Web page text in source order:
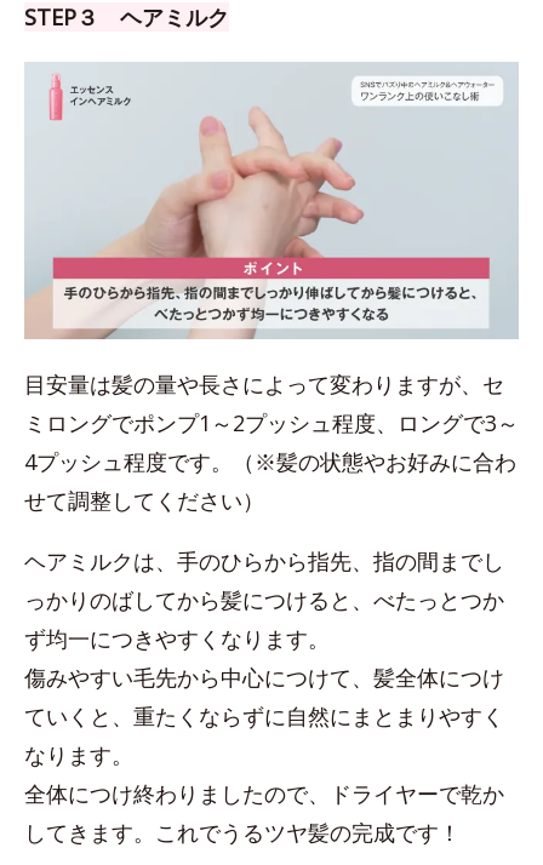
STEP３ ヘアミルク
目安量は髪の量や長さによって変わりますが、セ
ミロングでポンプ1～2プッシュ程度、ロングで3～
4プッシュ程度です。（※髪の状態やお好みに合わ
せて調整してください）
ヘアミルクは、手のひらから指先、指の間までし
っかりのばしてから髪につけると、べたっとつか
ず均一につきやすくなります。
傷みやすい毛先から中心につけて、髪全体につけ
ていくと、重たくならずに自然にまとまりやすく
なります。
全体につけ終わりましたので、ドライヤーで乾か
してきます。これでうるツヤ髪の完成です！